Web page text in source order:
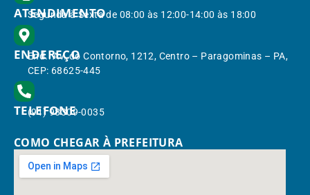
ATENDIMENTO
Segunda à Sexta de 08:00 às 12:00-14:00 às 18:00
ENDEREÇO
End.: Av. do Contorno, 1212, Centro – Paragominas – PA,
CEP: 68625-445
TELEFONE
(91) 98309-0035
COMO CHEGAR À PREFEITURA